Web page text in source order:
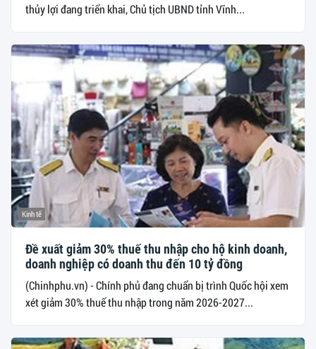
thủy lợi đang triển khai, Chủ tịch UBND tỉnh Vĩnh...
Kinh tế
Đề xuất giảm 30% thuế thu nhập cho hộ kinh doanh,
doanh nghiệp có doanh thu đến 10 tỷ đồng
(Chinhphu.vn) - Chính phủ đang chuẩn bị trình Quốc hội xem
xét giảm 30% thuế thu nhập trong năm 2026-2027...